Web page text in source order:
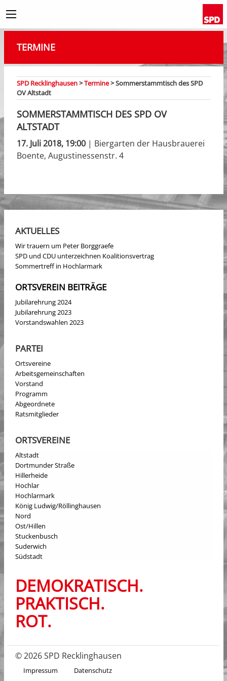
TERMINE
SPD Recklinghausen>Termine>Sommerstammtisch des SPD
OV Altstadt
SOMMERSTAMMTISCH DES SPD OV
ALTSTADT
17. Juli 2018, 19:00 | Biergarten der Hausbrauerei
Boente, Augustinessenstr. 4
AKTUELLES
Wir trauern um Peter Borggraefe
SPD und CDU unterzeichnen Koalitionsvertrag
Sommertreff in Hochlarmark
ORTSVEREIN BEITRÄGE
Jubilarehrung 2024
Jubilarehrung 2023
Vorstandswahlen 2023
PARTEI
Ortsvereine
Arbeitsgemeinschaften
Vorstand
Programm
Abgeordnete
Ratsmitglieder
ORTSVEREINE
Altstadt
Dortmunder Straße
Hillerheide
Hochlar
Hochlarmark
König Ludwig/Röllinghausen
Nord
Ost/Hillen
Stuckenbusch
Suderwich
Südstadt
DEMOKRATISCH.
PRAKTISCH.
ROT.
© 2026 SPD Recklinghausen
Impressum Datenschutz